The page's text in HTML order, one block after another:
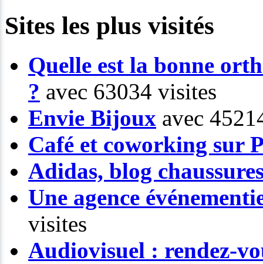
Sites les plus visités
Quelle est la bonne
? avec 63034 visites
Envie Bijoux avec
Café et coworking sur
Adidas, blog
Une agence
visites
Audiovisuel : rendez-